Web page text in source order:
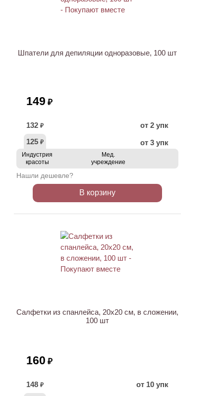
Шпатели для депиляции одноразовые, 100 шт
149 ₽
132 ₽
от 2 упк
125 ₽ от 3 упк
Индустрия
красоты
Мед.
учреждение
Нашли дешевле?
В корзину
Салфетки из спанлейса, 20х20 см, в сложении,
100 шт
160 ₽
148 ₽
от 10 упк